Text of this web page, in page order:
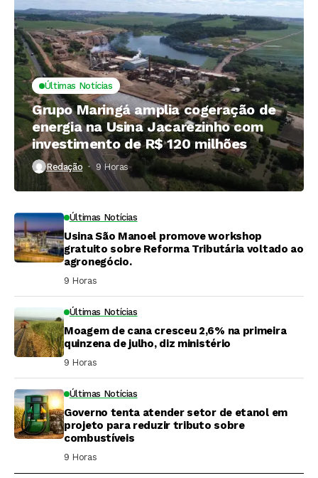
Últimas Notícias
Grupo Maringá amplia cogeração de
energia na Usina Jacarezinho com
investimento de R$ 120 milhões
Redação 9 Horas ⁮
Últimas Notícias
Usina São Manoel promove workshop
gratuito sobre Reforma Tributária voltado ao
agronegócio.
9 Horas ⁮
Últimas Notícias
Moagem de cana cresceu 2,6% na primeira
quinzena de julho, diz ministério
9 Horas ⁮
Últimas Notícias
Governo tenta atender setor de etanol em
projeto para reduzir tributo sobre
combustíveis
9 Horas ⁮